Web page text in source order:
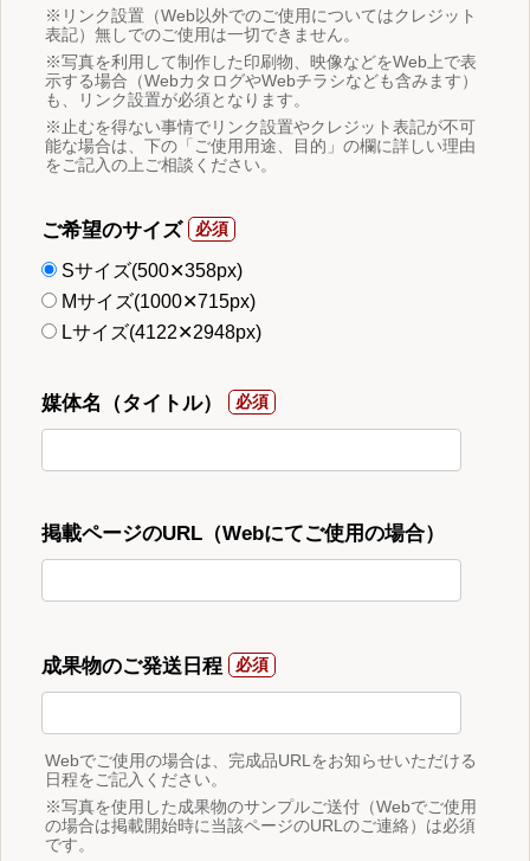
※リンク設置（Web以外でのご使用についてはクレジット
表記）無しでのご使用は一切できません。
※写真を利用して制作した印刷物、映像などをWeb上で表
示する場合（WebカタログやWebチラシなども含みます）
も、リンク設置が必須となります。
※止むを得ない事情でリンク設置やクレジット表記が不可
能な場合は、下の「ご使用用途、目的」の欄に詳しい理由
をご記入の上ご相談ください。
ご希望のサイズ
Sサイズ(500✕358px)
Mサイズ(1000✕715px)
Lサイズ(4122✕2948px)
媒体名（タイトル）
掲載ページのURL（Webにてご使用の場合）
成果物のご発送日程
Webでご使用の場合は、完成品URLをお知らせいただける
日程をご記入ください。
※写真を使用した成果物のサンプルご送付（Webでご使用
の場合は掲載開始時に当該ページのURLのご連絡）は必須
です。